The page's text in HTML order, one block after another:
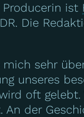
ist
Die
sehr
unseres
oft
der